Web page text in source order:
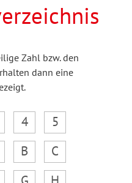
Zahl bzw. den
dann eine
4
5
B
C